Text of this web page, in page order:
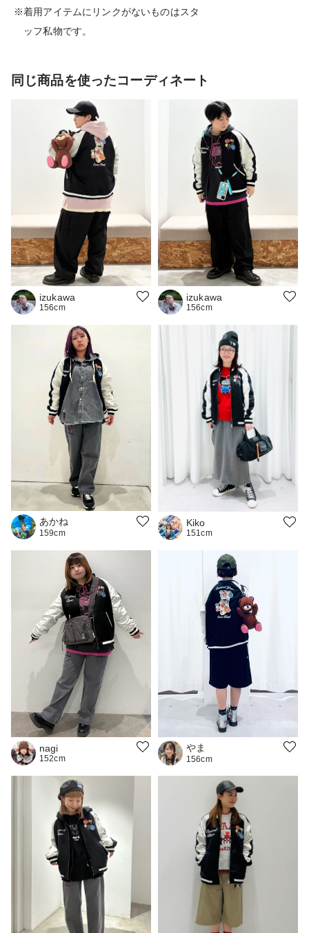
※着用アイテムにリンクがないものはスタ
ッフ私物です。
同じ商品を使ったコーディネート
izukawa
156cm
izukawa
156cm
あかね
159cm
Kiko
151cm
nagi
152cm
やま
156cm